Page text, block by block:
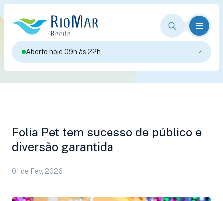
Aberto hoje 09h às 22h
Folia Pet tem sucesso de público e
diversão garantida
01 de Fev, 2026